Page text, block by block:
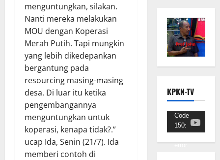
menguntungkan, silakan.
Nanti mereka melakukan
MOU dengan Koperasi
Merah Putih. Tapi mungkin
yang lebih dikedepankan
bergantung pada
resourcing masing-masing
desa. Di luar itu ketika
pengembangannya
menguntungkan untuk
koperasi, kenapa tidak?.”
ucap Ida, Senin (21/7). Ida
memberi contoh di
KPKN-TV
Pemutar
Video
Code
150:
error.